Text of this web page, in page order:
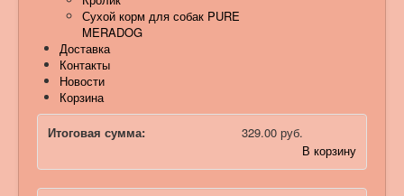
Сухой корм для собак PURE
MERADOG
Доставка
Контакты
Новости
Корзина
Итоговая сумма:
329.00 руб.
В корзину